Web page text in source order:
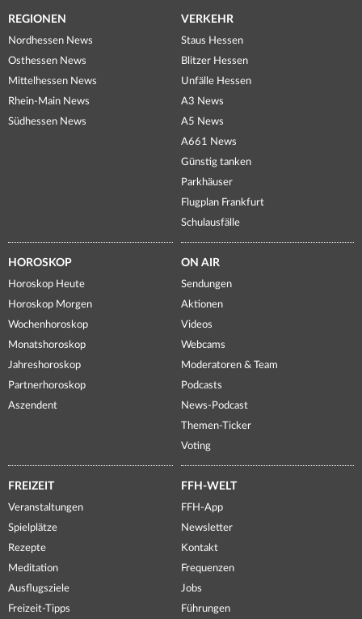
REGIONEN
Nordhessen News
Osthessen News
Mittelhessen News
Rhein-Main News
Südhessen News
VERKEHR
Staus Hessen
Blitzer Hessen
Unfälle Hessen
A3 News
A5 News
A661 News
Günstig tanken
Parkhäuser
Flugplan Frankfurt
Schulausfälle
HOROSKOP
Horoskop Heute
Horoskop Morgen
Wochenhoroskop
Monatshoroskop
Jahreshoroskop
Partnerhoroskop
Aszendent
ON AIR
Sendungen
Aktionen
Videos
Webcams
Moderatoren & Team
Podcasts
News-Podcast
Themen-Ticker
Voting
FREIZEIT
Veranstaltungen
Spielplätze
Rezepte
Meditation
Ausflugsziele
Freizeit-Tipps
FFH-WELT
FFH-App
Newsletter
Kontakt
Frequenzen
Jobs
Führungen